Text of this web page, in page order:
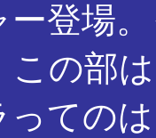
ー登場
この部
っての